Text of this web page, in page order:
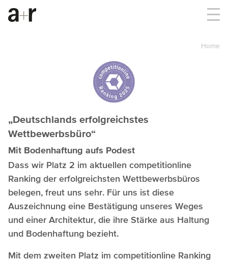
Home
„Deutschlands erfolgreichstes
Wettbewerbsbüro“
Mit Bodenhaftung aufs Podest
Dass wir Platz 2 im aktuellen competitionline
Ranking der erfolgreichsten Wettbewerbsbüros
belegen, freut uns sehr. Für uns ist diese
Auszeichnung eine Bestätigung unseres Weges
und einer Architektur, die ihre Stärke aus Haltung
und Bodenhaftung bezieht.
Mit dem zweiten Platz im competitionline Ranking